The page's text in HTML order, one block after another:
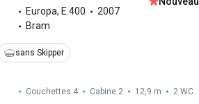
Europa, E.400
2007
Bram
sans Skipper
Couchettes 4 Cabine 2 12,9 m 2 WC